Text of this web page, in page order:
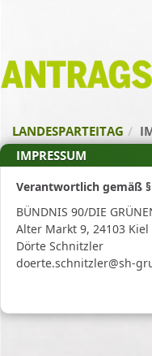
Zur
LANDESPARTEITAG
IMPRESSUM
Verantwortlich gemäß §
BÜNDNIS 90/DIE
Alter Markt 9, 24103 Kiel
Dörte Schnitzler
doerte.schnitzler@sh-